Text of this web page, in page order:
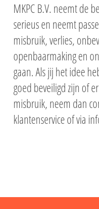
MKPC B.V. neemt de
serieus en neemt
misbruik, verlies,
openbaarmaking en
gaan. Als jij het idee
goed beveiligd zijn of
misbruik, neem dan
klantenservice of via